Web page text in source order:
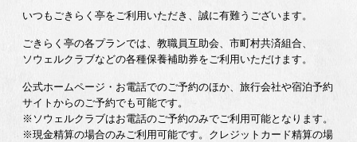
いつもごきらく亭をご利用いただき、誠に有難うございます。
ごきらく亭の各プランでは、教職員互助会、市町村共済組合、
ソウェルクラブなどの各種保養補助券をご利用いただけます。
公式ホームページ・お電話でのご予約のほか、旅行会社や宿泊予約
サイトからのご予約でも可能です。
※ソウェルクラブはお電話のご予約のみでご利用可能となります。
※現金精算の場合のみご利用可能です。クレジットカード精算の場